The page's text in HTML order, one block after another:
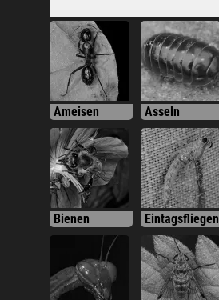
Ameisen Asseln
Bienen Eintagsfliegen